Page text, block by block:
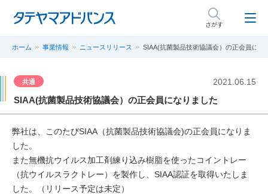
さがす
ホーム 事業情報 ニュースリリース SIAA(抗菌製品技術協議会）の正会員にな
共通 2021.06.15
SIAA(抗菌製品技術協議会）の正会員になりました
弊社は、このたびSIAA（抗菌製品技術協議会)の正会員になりま
した。
また無機抗ウイルス加工剤練り込み樹脂を使ったコイントレー
（抗ウイルスラクトレー）を製作し、SIAA認証を取得いたしま
した。（リリース予定は未定）